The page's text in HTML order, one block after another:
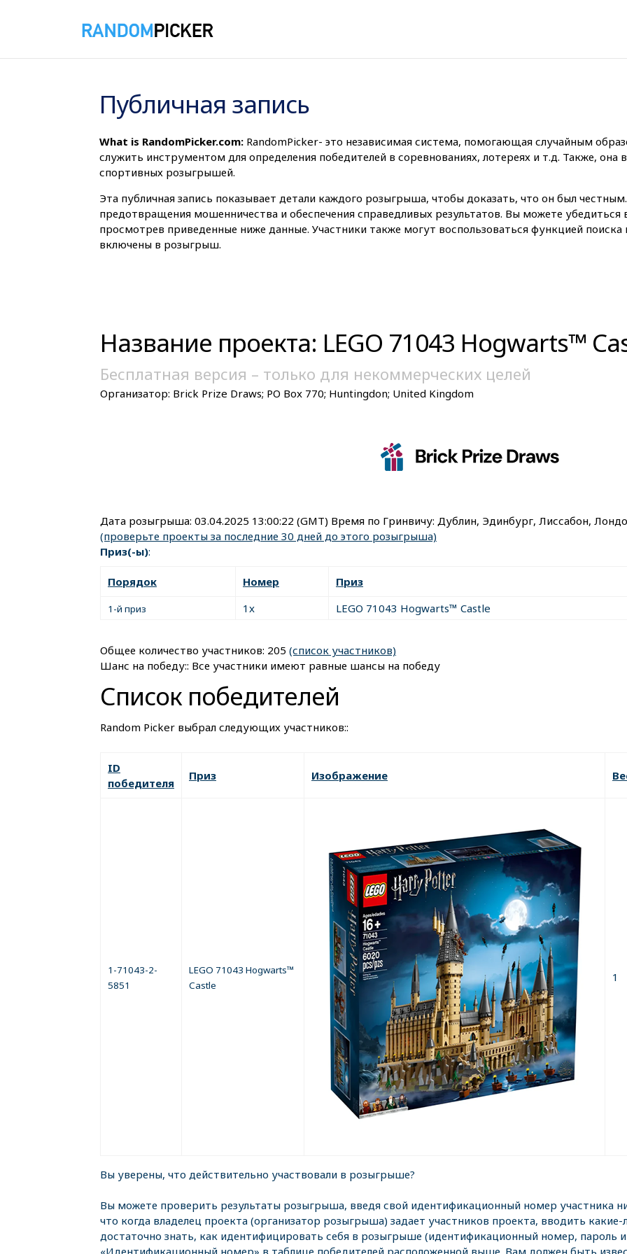
Публичная запись
What is RandomPicker.com: RandomPicker- это независимая система, помогающая случайным
служить инструментом для определения победителей в соревнованиях, лотереях и т.д. Также, она
спортивных розыгрышей.
Эта публичная запись показывает детали каждого розыгрыша, чтобы доказать, что он был
предотвращения мошенничества и обеспечения справедливых результатов. Вы можете
просмотрев приведенные ниже данные. Участники также могут воспользоваться функцией
включены в розыгрыш.
Название проекта: LEGO 71043 Hogwarts™
Бесплатная версия – только для некоммерческих целей
Организатор: Brick Prize Draws; PO Box 770; Huntingdon; United Kingdom
Дата розыгрыша: 03.04.2025 13:00:22 (GMT) Время по Гринвичу: Дублин, Эдинбург, Лиссабон,
(проверьте проекты за последние 30 дней до этого розыгрыша)
Приз(-ы):
Порядок Номер Приз
1-й приз 1x LEGO 71043 Hogwarts™ Castle
Общее количество участников: 205 (список участников)
Шанс на победу:: Все участники имеют равные шансы на победу
Список победителей
Random Picker выбрал следующих участников::
ID
победителя
Приз Изображение
1-71043-2-
5851
LEGO 71043 Hogwarts™
Castle
1
Вы уверены, что действительно участвовали в розыгрыше?
Вы можете проверить результаты розыгрыша, введя свой идентификационный номер участника
что когда владелец проекта (организатор розыгрыша) задает участников проекта, вводить
достаточно знать, как идентифицировать себя в розыгрыше (идентификационный номер, пароль
«Идентификационный номер» в таблице победителей расположенной выше. Вам должен быть